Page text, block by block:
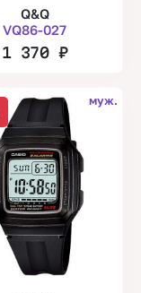
Q&Q
VQ86-027
1 370₽
муж.